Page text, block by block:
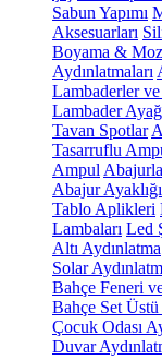
Sabun Yapımı
Aksesuarları
Boyama &
Aydınlatmaları
Lambaderler ve
Lambader
Tavan Spotlar
Tasarruflu
Ampul
Abajur Ayaklığı
Tablo Aplikleri
Lambaları Led
Altı Aydınlatma
Solar
Bahçe Feneri
Bahçe Set Üstü
Çocuk Odası
Duvar